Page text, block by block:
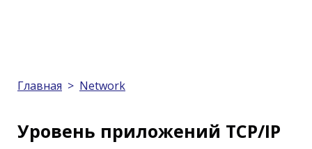
Главная > Network
Уровень приложений TCP/IP